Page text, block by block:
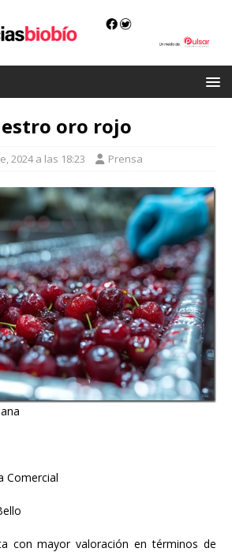
oro rojo
2024 a las 18:23 Prensa
Comercial
con mayor valoración en términos de